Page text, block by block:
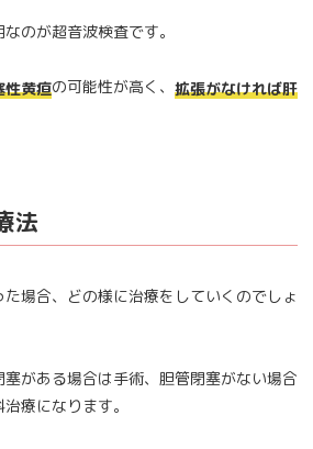
のが超音波検査です。
性黄疸の可能性が高く、 拡張がなければ肝
法
場合、どの様に治療をしていくのでしょ
がある場合は手術、胆管閉塞がない場合
療になります。